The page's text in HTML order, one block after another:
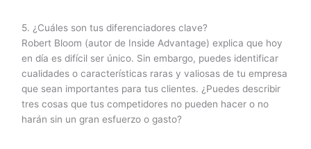
5. ¿Cuáles son tus diferenciadores clave?
Robert Bloom (autor de Inside Advantage) explica que hoy
en día es difícil ser único. Sin embargo, puedes identificar
cualidades o características raras y valiosas de tu empresa
que sean importantes para tus clientes. ¿Puedes describir
tres cosas que tus competidores no pueden hacer o no
harán sin un gran esfuerzo o gasto?